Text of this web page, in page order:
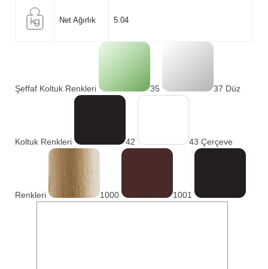
Net Ağırlık 5.04
Şeffaf Koltuk Renkleri 35 37 Düz
Koltuk Renkleri 42 43 Çerçeve
Renkleri 1000 1001